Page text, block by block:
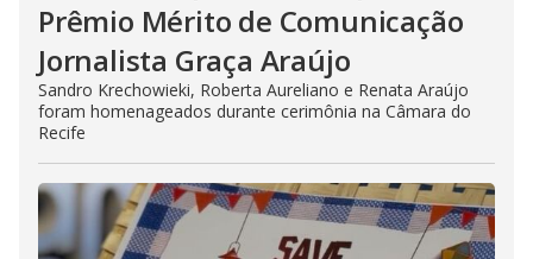
Prêmio Mérito de Comunicação
Jornalista Graça Araújo
Sandro Krechowieki, Roberta Aureliano e Renata Araújo
foram homenageados durante cerimônia na Câmara do
Recife